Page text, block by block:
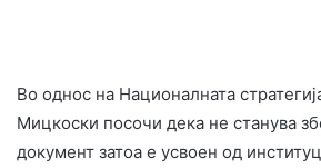
Во однос на Националната
Мицкоски посочи дека не станува
документ затоа е усвоен од